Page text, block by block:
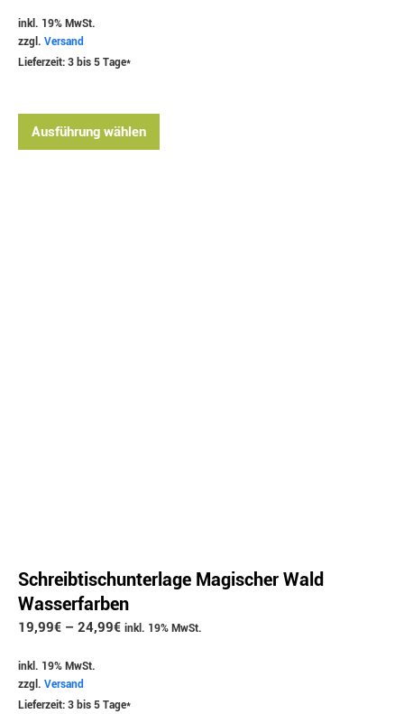
inkl. 19% MwSt.
zzgl. Versand
Lieferzeit: 3 bis 5 Tage*
Ausführung wählen
Schreibtischunterlage Magischer Wald
Wasserfarben
19,99€ – 24,99€ inkl. 19% MwSt.
inkl. 19% MwSt.
zzgl. Versand
Lieferzeit: 3 bis 5 Tage*